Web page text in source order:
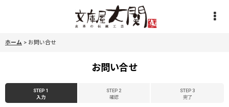
ホーム > お問い合せ
お問い合せ
STEP 1
入力
STEP 2
確認
STEP 3
完了